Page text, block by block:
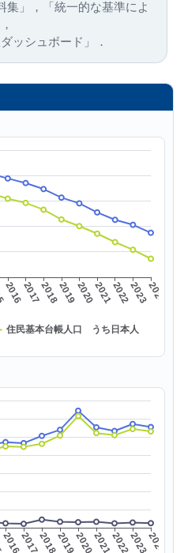
集」，「統一的な基準によ
ッシュボード」．